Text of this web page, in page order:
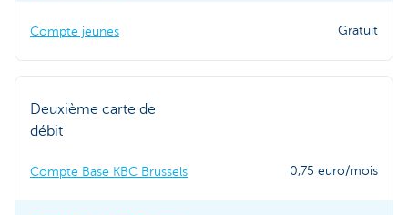
Compte jeunes Gratuit
Deuxième carte de
débit
Compte Base KBC Brussels 0,75 euro/mois